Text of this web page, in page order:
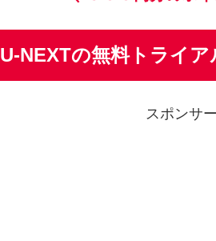
U-NEXTの無料トライア
スポンサ